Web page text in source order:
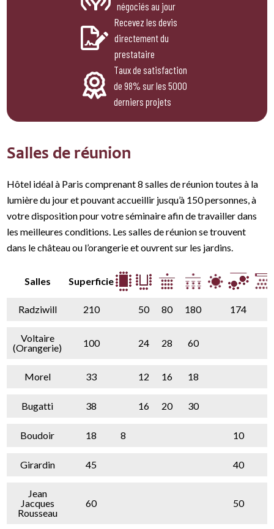
négociés au jour
Recevez les devis
directement du
prestataire
Taux de satisfaction
de 98% sur les 5000
derniers projets
Salles de réunion
Hôtel idéal à Paris comprenant 8 salles de réunion toutes à la
lumière du jour et pouvant accueillir jusqu’à 150 personnes, à
votre disposition pour votre séminaire afin de travailler dans
les meilleures conditions. Les salles de réunion se trouvent
dans le château ou l’orangerie et ouvrent sur les jardins.
Salles Superficie
Radziwill 210 50 80 180 174
Voltaire
(Orangerie)
100 24 28 60
Morel 33 12 16 18
Bugatti 38 16 20 30
Boudoir 18 8 10
Girardin 45 40
Jean
Jacques
Rousseau
60 50